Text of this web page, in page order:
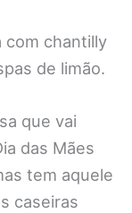
com chantilly
de limão.
que vai
das Mães
tem aquele
caseiras